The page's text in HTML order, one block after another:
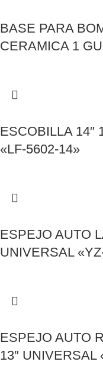
BASE PARA
CERAMICA 1
ESCOBILLA 14″
«LF-5602-14»
ESPEJO AUTO
UNIVERSAL
ESPEJO AUTO
13″ UNIVERSAL